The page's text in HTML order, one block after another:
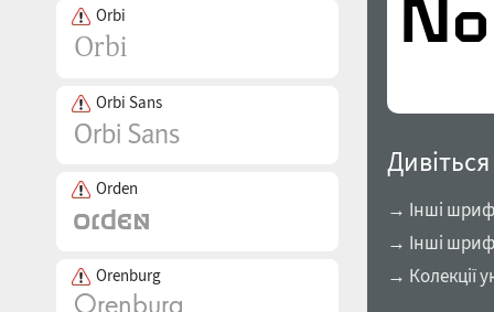
Orbi
Orbi Sans
Orden
Orenburg
→ Інші
→ Інші
→ Колекції